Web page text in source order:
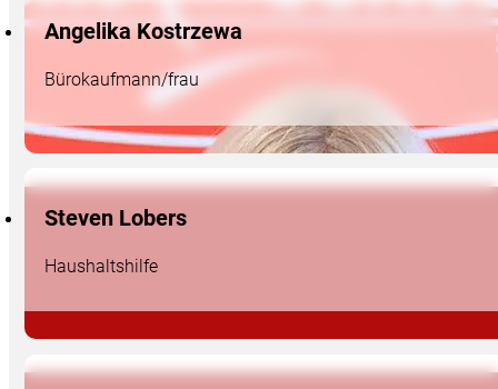
Angelika Kostrzewa
Bürokaufmann/frau
Steven Lobers
Haushaltshilfe